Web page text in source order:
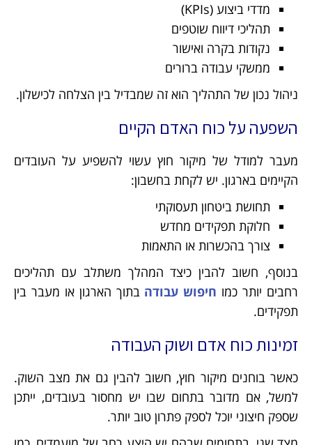
מדדי ביצוע (KPIs)
תהליכי דיווח שוטפים
נקודות בקרה ואישור
ממשקי עבודה ברורים
ניהול נכון של התהליך הוא זה שמבדיל בין הצלחה לכישלון.
השפעה על כוח האדם הקיים
מעבר למודל של מיקור חוץ עשוי להשפיע על העובדים
הקיימים בארגון. יש לקחת בחשבון:
תחושת ביטחון תעסוקתי
חלוקת תפקידים מחדש
צורך בהכשרות או התאמות
בנוסף, חשוב להבין כיצד המהלך משתלב עם תהליכים
רחבים יותר כמו חיפוש עבודה בתוך הארגון או מעבר בין
תפקידים.
זמינות כוח אדם ושוק העבודה
כאשר בוחנים מיקור חוץ, חשוב להבין גם את מצב השוק.
למשל, אם מדובר בתחום שבו יש מחסור בעובדים, ייתכן
שספק חיצוני יוכל לספק פתרון טוב יותר.